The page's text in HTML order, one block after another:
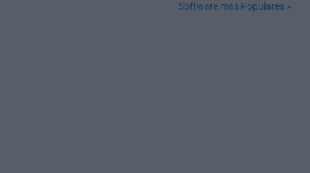
Software más Populares »